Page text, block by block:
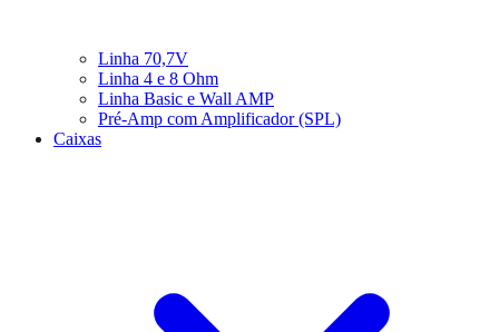
Linha 70,7V
Linha 4 e 8 Ohm
Linha Basic e Wall AMP
Pré-Amp com Amplificador (SPL)
Caixas